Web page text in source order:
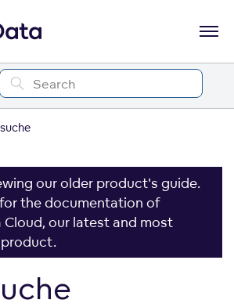
our older product's guide.
for the documentation of
Cloud, our latest and most